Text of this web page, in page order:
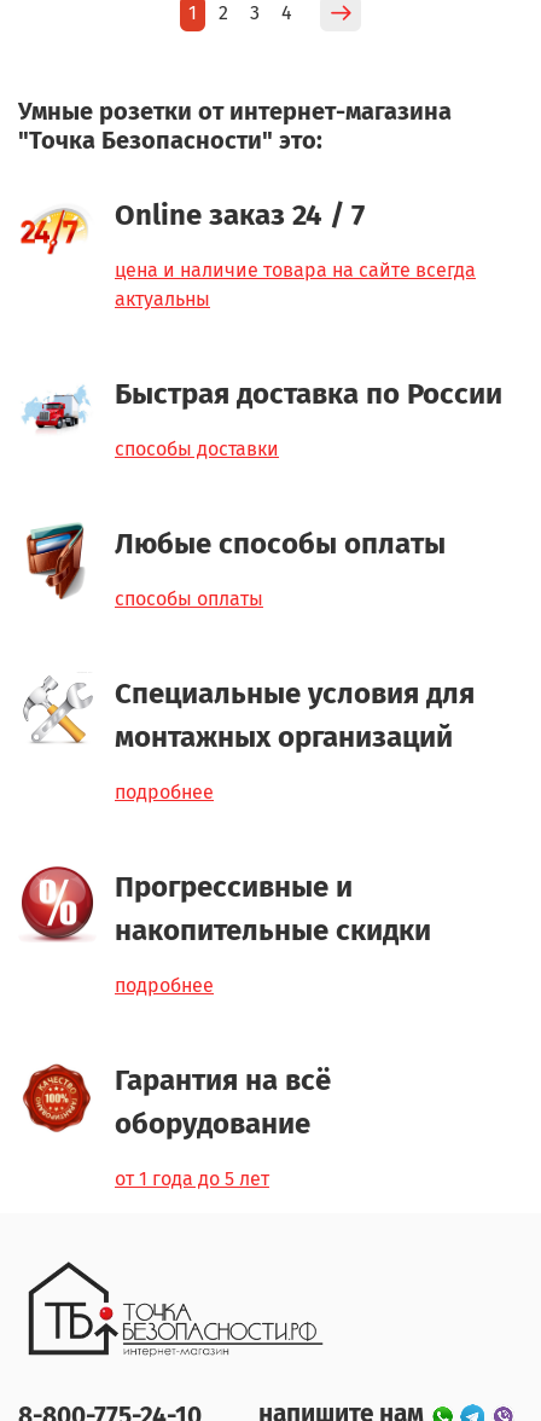
1 2 3 4
Умные розетки от интернет-магазина
"Точка Безопасности" это:
Online заказ 24 / 7
цена и наличие товара на сайте всегда
актуальны
Быстрая доставка по России
способы доставки
Любые способы оплаты
способы оплаты
Специальные условия для
монтажных организаций
подробнее
Прогрессивные и
накопительные скидки
подробнее
Гарантия на всё
оборудование
от 1 года до 5 лет
напишите нам